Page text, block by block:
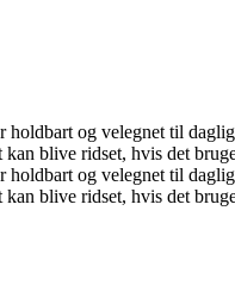
og velegnet til
blive ridset, hvis det
og velegnet til
blive ridset, hvis det